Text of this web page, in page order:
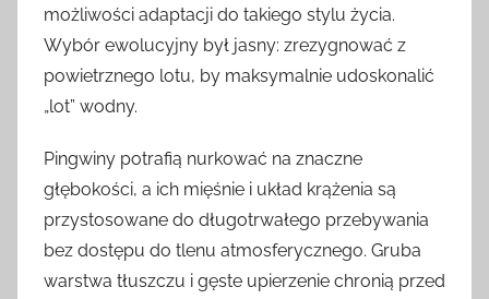
możliwości adaptacji do takiego stylu życia.
Wybór ewolucyjny był jasny: zrezygnować z
powietrznego lotu, by maksymalnie udoskonalić
„lot” wodny.
Pingwiny potrafią nurkować na znaczne
głębokości, a ich mięśnie i układ krążenia są
przystosowane do długotrwałego przebywania
bez dostępu do tlenu atmosferycznego. Gruba
warstwa tłuszczu i gęste upierzenie chronią przed